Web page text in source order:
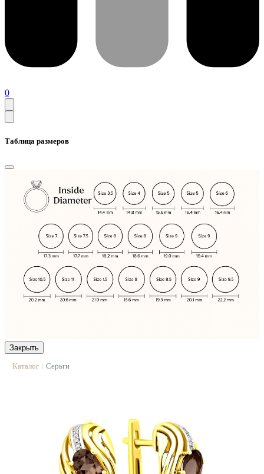
0
Таблица размеров
Закрыть
Каталог | Серьги